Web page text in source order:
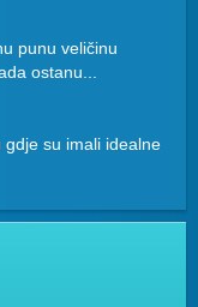
punu veličinu
ostanu...
su imali idealne